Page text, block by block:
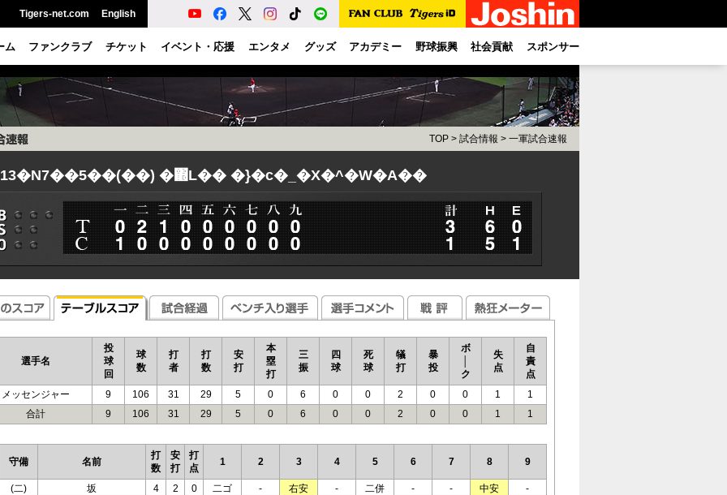
Tigers-net.com English
ム ファンクラブ チケット イベント・応援 エンタメ グッズ アカデミー 野球振興 社会貢献 スポンサー
TOP > 試合情報 > 一軍試合速報
�΍L�� �}�c�_�X�^�W�A��
選手名
投
球
回
球
数
打
者
打
数
安
打
本
塁
打
三
振
四
球
死
球
犠
打
暴
投
ボ
ク
失
点
自
責
点
メッセンジャー
9 106 31 29 5 0 6 0 0 2 0 0 1
1
合計
9 106 31 29 5 0 6 0 0 2 0 0 1 1
守備 名前
打
数
安
打
打
点
1 2 3 4 5 6 7 8 9
(二) 坂 4 2 0 二ゴ - 右安 - 二併 - - 中安
-